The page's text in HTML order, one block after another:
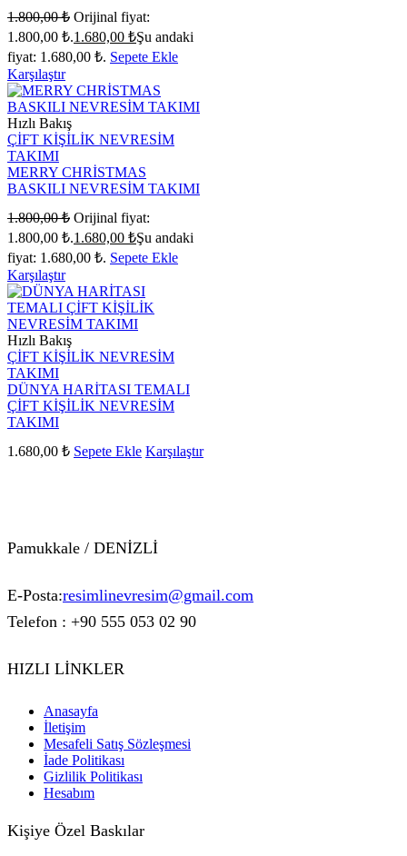
1.800,00₺ Orijinal fiyat:
1.800,00 ₺.1.680,00 ₺Şu andaki
fiyat: 1.680,00 ₺. Sepete Ekle
Karşılaştır
Hızlı Bakış
ÇİFT KİŞİLİK NEVRESİM
TAKIMI
MERRY CHRİSTMAS
BASKILI NEVRESİM TAKIMI
1.800,00₺ Orijinal fiyat:
1.800,00 ₺.1.680,00 ₺Şu andaki
fiyat: 1.680,00 ₺. Sepete Ekle
Karşılaştır
Hızlı Bakış
ÇİFT KİŞİLİK NEVRESİM
TAKIMI
DÜNYA HARİTASI TEMALI
ÇİFT KİŞİLİK NEVRESİM
TAKIMI
1.680,00 ₺ Sepete Ekle Karşılaştır
Pamukkale / DENİZLİ
E-Posta:resimlinevresim@gmail.com
Telefon : +90 555 053 02 90
HIZLI LİNKLER
Anasayfa
İletişim
Mesafeli Satış Sözleşmesi
İade Politikası
Gizlilik Politikası
Hesabım
Kişiye Özel Baskılar